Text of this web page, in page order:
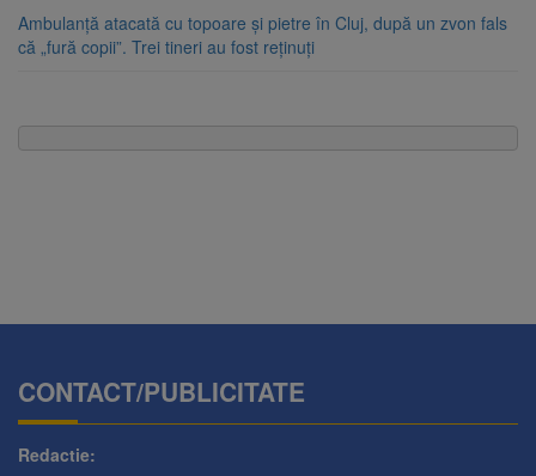
Ambulanță atacată cu topoare și pietre în Cluj, după un zvon fals
că „fură copii”. Trei tineri au fost reținuți
CONTACT/PUBLICITATE
Redactie: